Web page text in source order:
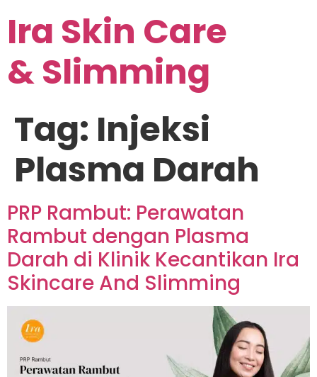
Ira Skin Care
& Slimming
Tag: Injeksi
Plasma Darah
PRP Rambut: Perawatan
Rambut dengan Plasma
Darah di Klinik Kecantikan Ira
Skincare And Slimming